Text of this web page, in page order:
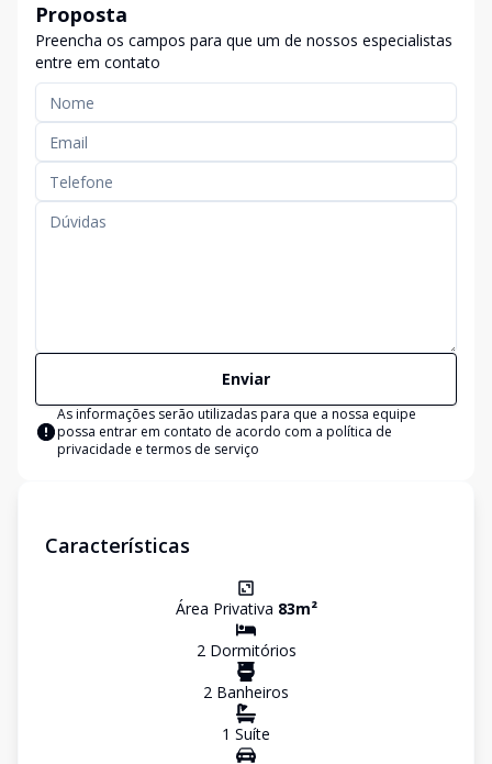
Proposta
Preencha os campos para que um de nossos especialistas
entre em contato
Enviar
As informações serão utilizadas para que a nossa equipe
possa entrar em contato de acordo com a política de
privacidade e termos de serviço
Características
Área Privativa 83m²
2Dormitórios
2 Banheiros
1 Suíte